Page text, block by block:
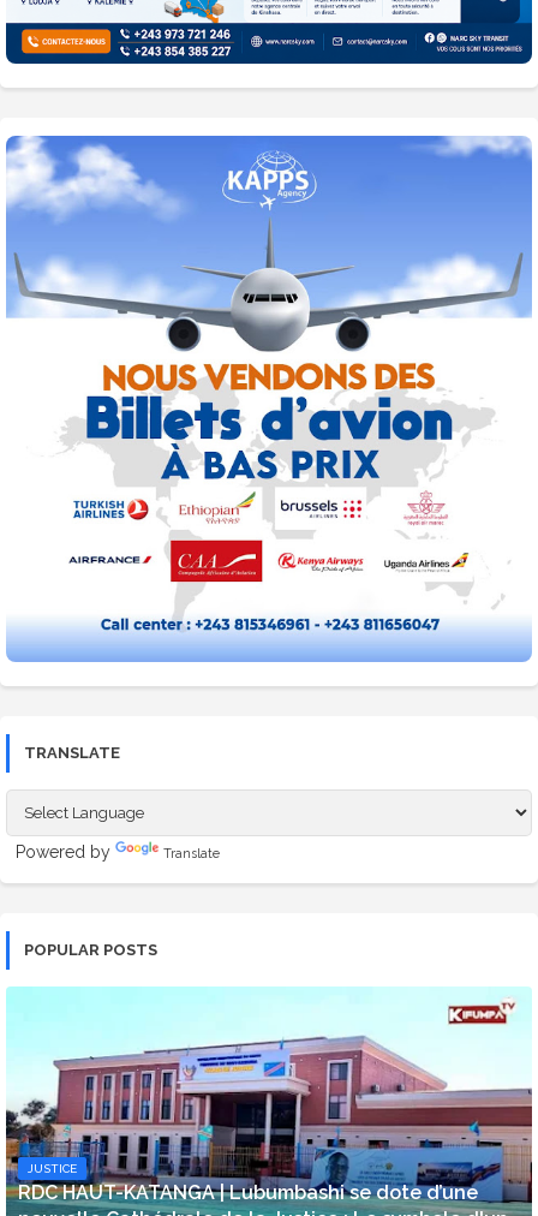
TRANSLATE
Powered by Translate
POPULAR POSTS
JUSTICE
​RDC HAUT-KATANGA | Lubumbashi se dote d’une